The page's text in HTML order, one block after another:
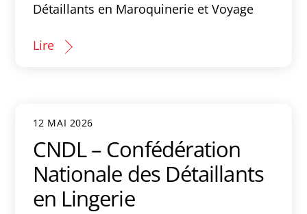
Détaillants en Maroquinerie et Voyage
Lire
12 MAI 2026
CNDL – Confédération
Nationale des Détaillants
en Lingerie